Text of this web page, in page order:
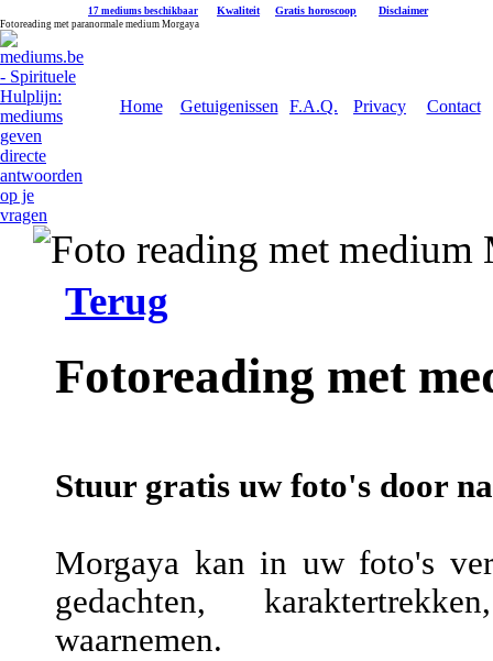
17 mediums beschikbaar Kwaliteit Gratis horoscoop Disclaimer
Fotoreading met paranormale medium Morgaya
Home Getuigenissen F.A.Q. Privacy Contact
Terug
Fotoreading met
Stuur gratis uw foto's door
Morgaya kan in uw foto's
gedachten,
waarnemen.